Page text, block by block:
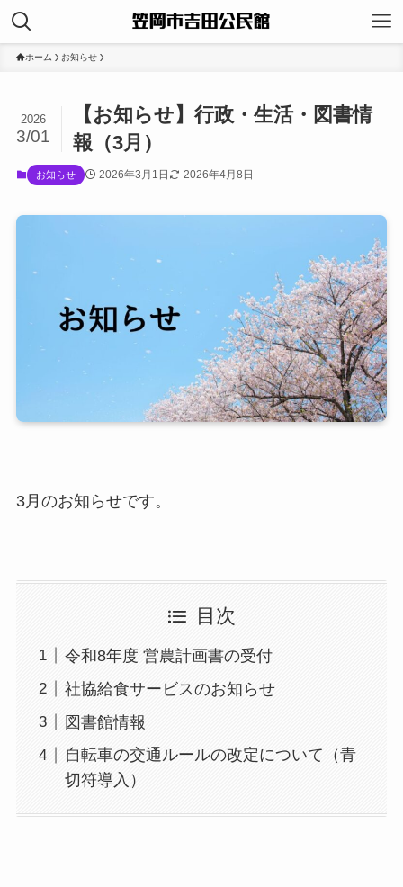
ホーム お知らせ
【お知らせ】行政・生活・図書情
報（3月）
2026
3/01
お知らせ 2026年3月1日 2026年4月8日
3月のお知らせです。
目次
令和8年度 営農計画書の受付
社協給食サービスのお知らせ
図書館情報
自転車の交通ルールの改定について（青
切符導入）